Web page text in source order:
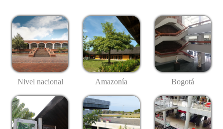
Nivel nacional Amazonía Bogotá